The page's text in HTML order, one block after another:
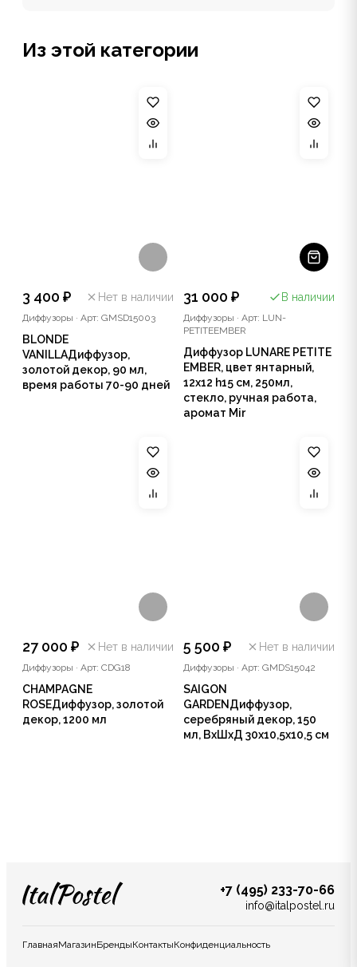
Из этой категории
3 400 ₽ Нет в наличии
Диффузоры · Арт: GMSD15003
BLONDE
VANILLAДиффузор,
золотой декор, 90 мл,
время работы 70-90 дней
31 000 ₽ В наличии
Диффузоры · Арт: LUN-
PETITEEMBER
Диффузор LUNARE PETITE
EMBER, цвет янтарный,
12x12 h15 см, 250мл,
стекло, ручная работа,
аромат Mir
27 000 ₽ Нет в наличии
Диффузоры · Арт: CDG18
CHAMPAGNE
ROSEДиффузор, золотой
декор, 1200 мл
5 500 ₽ Нет в наличии
Диффузоры · Арт: GMDS15042
SAIGON
GARDENДиффузор,
серебряный декор, 150
мл, ВхШхД 30х10,5х10,5 см
ГлавнаяМагазинБрендыКонтактыКонфиденциальность
+7 (495) 233-70-66
info@italpostel.ru